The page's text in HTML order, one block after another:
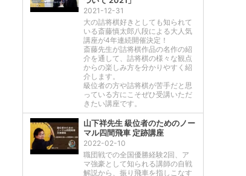
2021-12-31
大の詰将棋好きとしても知られて
いる斎藤慎太郎八段による大人気
講座が4年連続開催決定！
斎藤先生が詰将棋作品の名作の紹
介を通して、詰将棋の様々な観点
からの楽しみ方を分かりやすく紹
介します。
級位者の方や詰将棋が苦手だと思
っている方にこそぜひ受講いただ
きたい講座です。
山下祥先生 級位者のためのノー
マル四間飛車 定跡講座
2022-02-10
職団戦での全国優勝経験2回、ア
マ強豪として知られる講師の自戦
解説から、振り飛車を指しこなす